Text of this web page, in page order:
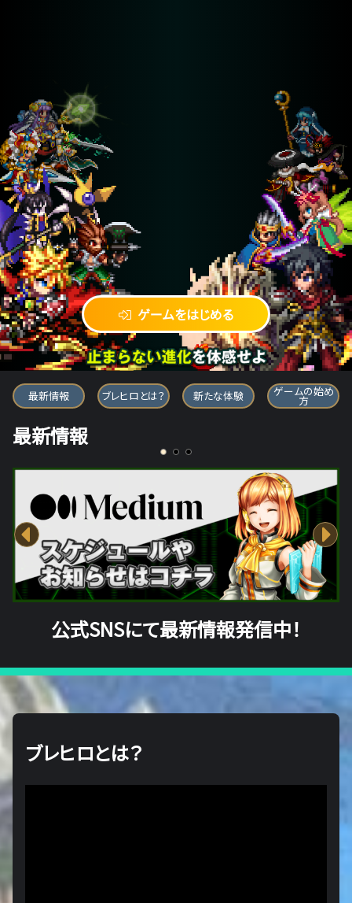
ゲームをはじめる
ブレイブ フロンティア ヒーローズ
最新情報 ブレヒロとは？ 新たな体験 ゲームの始め
方
最新情報
公式SNSにて最新情報発信中！
ブレヒロとは？